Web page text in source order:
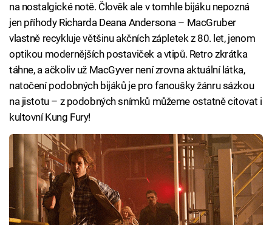
na nostalgické notě. Člověk ale v tomhle bijáku nepozná
jen příhody Richarda Deana Andersona – MacGruber
vlastně recykluje většinu akčních zápletek z 80. let, jenom
optikou modernějších postaviček a vtipů. Retro zkrátka
táhne, a ačkoliv už MacGyver není zrovna aktuální látka,
natočení podobných bijáků je pro fanoušky žánru sázkou
na jistotu – z podobných snímků můžeme ostatně citovat i
kultovní Kung Fury!